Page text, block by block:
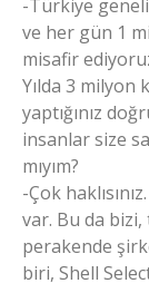
-Türkiye
ve her gün 1
misafir
Yılda 3 milyon
yaptığınız
insanlar size
mıyım?
-Çok
var. Bu da
perakende
biri, Shell